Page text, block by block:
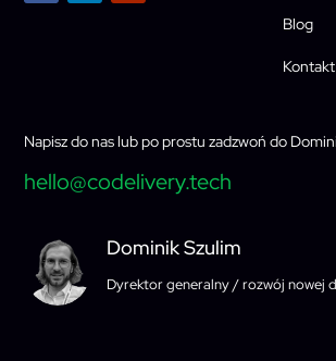
Blog
Kontakt
Napisz do nas lub po prostu zadzwoń do
hello@codelivery.tech
Dominik Szulim
Dyrektor generalny / rozwój nowej